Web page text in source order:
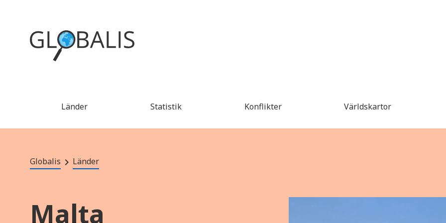
Länder Statistik Konflikter Världskartor
Globalis Länder
Malta